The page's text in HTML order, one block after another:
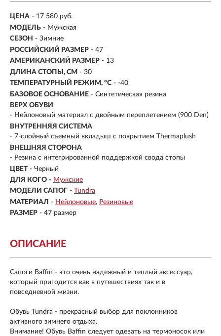
ЦЕНА - 17 580 руб.
МОДЕЛЬ - Мужская
СЕЗОН - Зимние
РОССИЙСКИЙ РАЗМЕР - 47
АМЕРИКАНСКИЙ РАЗМЕР - 13
ДЛИНА СТОПЫ, СМ - 30
ТЕМПЕРАТУРНЫЙ РЕЖИМ, °C - -40
БАЗОВОЕ ОСНОВАНИЕ - Синтетическая резина
ВЕРХ ОБУВИ
- Нейлоновый материал с двойным переплетением (900 Den)
ВНУТРЕННЯЯ СИСТЕМА
- 7-слойный съемный вкладыш с покрытием Thermaplush
ВНЕШНЯЯ СТОРОНА
- Резина с интегрированной поддержкой свода стопы
ЦВЕТ - Черный
ДЛЯ КОГО - Мужские
МОДЕЛИ САПОГ - Tundra
МАТЕРИАЛ - Нейлоновые
Резиновые
РАЗМЕР - 47 размер
ОПИСАНИЕ
Сапоги Baffin - это очень надежный и теплый аксессуар,
который пригодится как в путешествиях так и в
повседневной жизни.
Обувь Tundra - прекрасный выбор для поклонников
активного зимнего отдыха.
Внимание! Обувь Baffin следует одевать на термоносок или